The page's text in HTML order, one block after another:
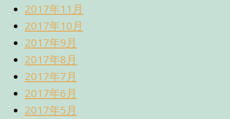
2017年11月
2017年10月
2017年9月
2017年8月
2017年7月
2017年6月
2017年5月